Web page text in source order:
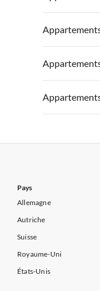
Appartements
Appartements
Appartements
Appartements
Appartements
Appartements
Appartements
Appartements
Appartements
Appartements
Appartements
Pays
Allemagne
Autriche
Suisse
Royaume-Uni
États-Unis